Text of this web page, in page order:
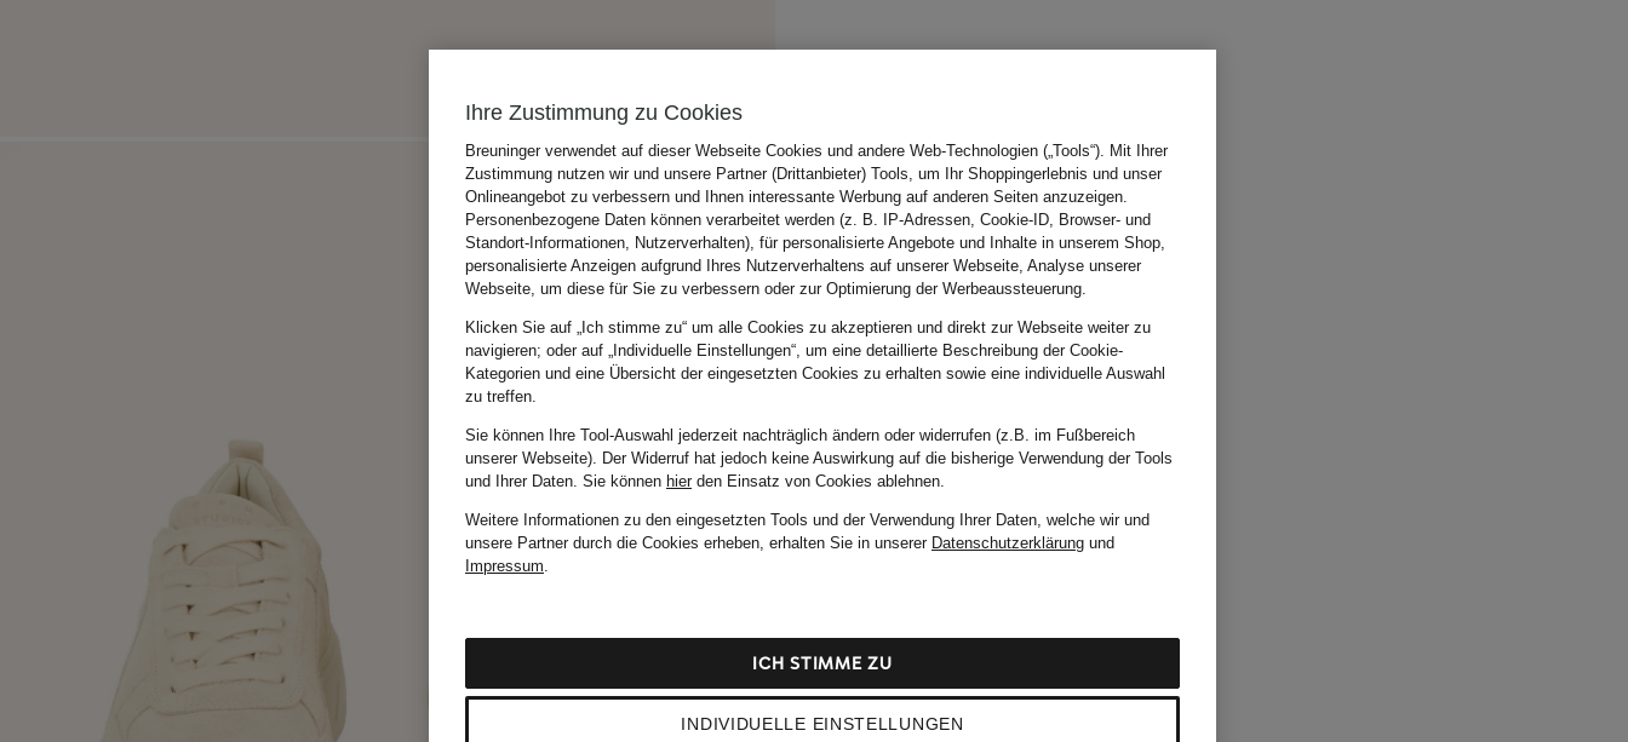
Ihre Zustimmung zu Cookies
Breuninger verwendet auf dieser Webseite Cookies und andere Web-Technologien („Tools“). Mit Ihrer
Zustimmung nutzen wir und unsere Partner (Drittanbieter) Tools, um Ihr Shoppingerlebnis und unser
Onlineangebot zu verbessern und Ihnen interessante Werbung auf anderen Seiten anzuzeigen.
Personenbezogene Daten können verarbeitet werden (z. B. IP-Adressen, Cookie-ID, Browser- und
Standort-Informationen, Nutzerverhalten), für personalisierte Angebote und Inhalte in unserem Shop,
personalisierte Anzeigen aufgrund Ihres Nutzerverhaltens auf unserer Webseite, Analyse unserer
Webseite, um diese für Sie zu verbessern oder zur Optimierung der Werbeaussteuerung.
Klicken Sie auf „Ich stimme zu“ um alle Cookies zu akzeptieren und direkt zur Webseite weiter zu
navigieren; oder auf „Individuelle Einstellungen“, um eine detaillierte Beschreibung der Cookie-
Kategorien und eine Übersicht der eingesetzten Cookies zu erhalten sowie eine individuelle Auswahl
zu treffen.
Sie können Ihre Tool-Auswahl jederzeit nachträglich ändern oder widerrufen (z.B. im Fußbereich
unserer Webseite). Der Widerruf hat jedoch keine Auswirkung auf die bisherige Verwendung der Tools
und Ihrer Daten. Sie können hierden Einsatz von Cookies ablehnen.
Weitere Informationen zu den eingesetzten Tools und der Verwendung Ihrer Daten, welche wir und
unsere Partner durch die Cookies erheben, erhalten Sie in unserer Datenschutzerklärung und
Impressum.
INDIVIDUELLE EINSTELLUNGEN
ICH STIMME ZU